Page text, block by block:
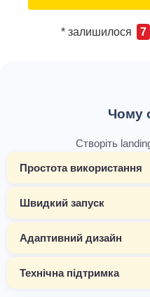
* залишилося 7
Чому
Створіть
Простота використання
Швидкий запуск
Адаптивний дизайн
Технічна підтримка